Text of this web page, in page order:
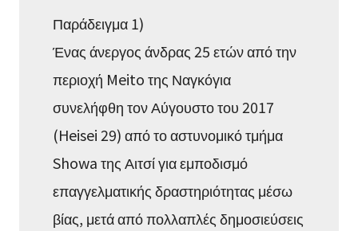
Παράδειγμα 1)
Ένας άνεργος άνδρας 25 ετών από την
περιοχή Meito της Ναγκόγια
συνελήφθη τον Αύγουστο του 2017
(Heisei 29) από το αστυνομικό τμήμα
Showa της Αιτσί για εμποδισμό
επαγγελματικής δραστηριότητας μέσω
βίας, μετά από πολλαπλές δημοσιεύσεις